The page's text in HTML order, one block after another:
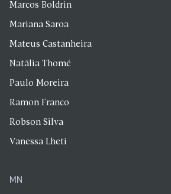
Marcos Boldrin
Mariana Saroa
Mateus Castanheira
Natália Thomé
Paulo Moreira
Ramon Franco
Robson Silva
Vanessa Lheti
MN